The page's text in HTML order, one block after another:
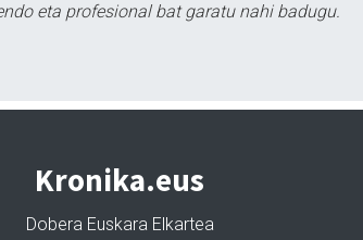
eta profesional bat garatu nahi badugu.
Kronika.eus
Dobera Euskara Elkartea